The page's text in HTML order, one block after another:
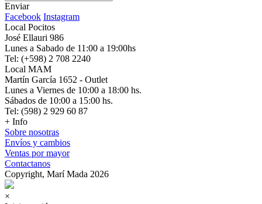
Enviar
Facebook Instagram
Local Pocitos
José Ellauri 986
Lunes a Sabado de 11:00 a 19:00hs
Tel: (+598) 2 708 2240
Local MAM
Martín García 1652 - Outlet
Lunes a Viernes de 10:00 a 18:00 hs.
Sábados de 10:00 a 15:00 hs.
Tel: (598) 2 929 60 87
+ Info
Sobre nosotras
Envíos y cambios
Ventas por mayor
Contactanos
Copyright, Marí Mada 2026
×